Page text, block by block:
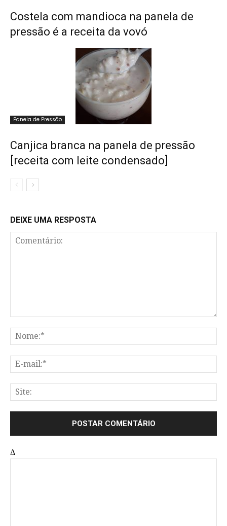
Costela com mandioca na panela de
pressão é a receita da vovó
Panela de Pressão
Canjica branca na panela de pressão
[receita com leite condensado]
DEIXE UMA RESPOSTA
Δ